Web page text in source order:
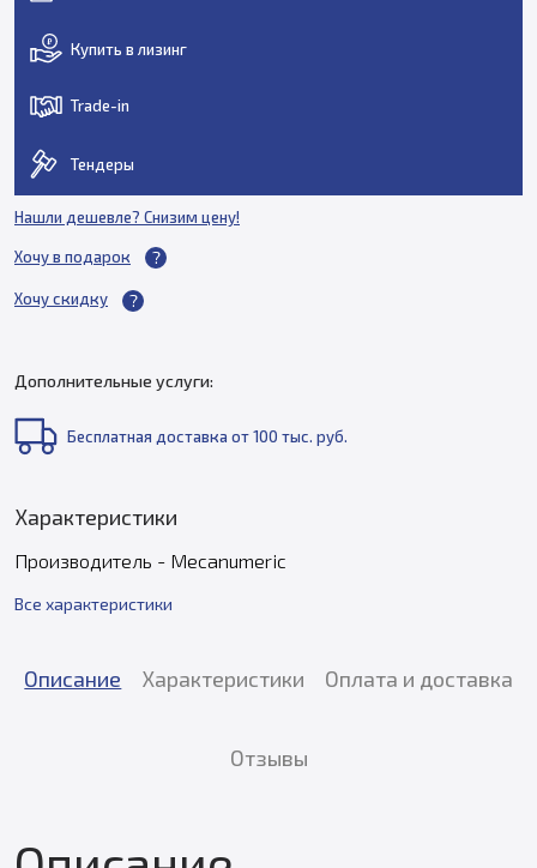
Купить в лизинг
Trade-in
Тендеры
Нашли дешевле? Снизим цену!
Хочу в подарок
Хочу скидку
Дополнительные услуги:
Бесплатная доставка от 100 тыс. руб.
Характеристики
Производитель - Mecanumeric
Все характеристики
Описание Характеристики Оплата и доставка
Отзывы